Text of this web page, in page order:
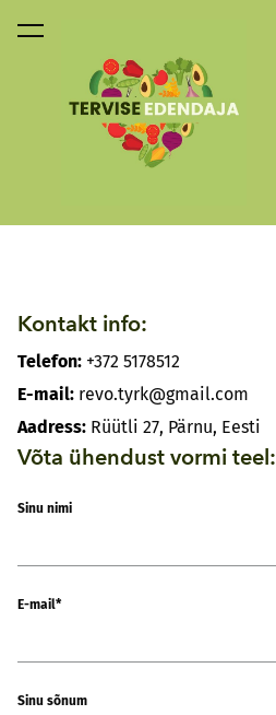
lisati ostukorvi.
Kontakt info:
Telefon: +372 5178512
E-mail: revo.tyrk@gmail.com
Aadress: Rüütli 27, Pärnu, Eesti
Võta ühendust vormi teel:
Sinu nimi
E-mail
Sinu sõnum